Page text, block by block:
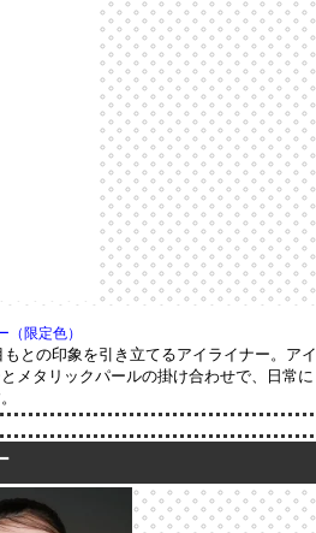
（限定色）
との印象を引き立てるアイライナー。アイ
メタリックパールの掛け合わせで、日常に